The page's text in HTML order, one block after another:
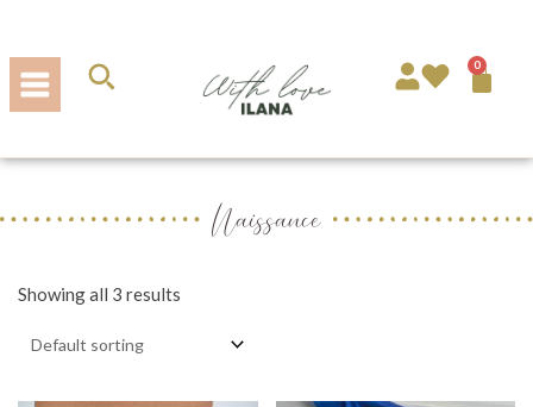
contenu
0
Naissance
Showing all 3 results